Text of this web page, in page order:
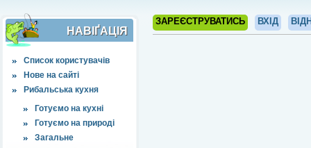
НАВІҐАЦІЯ
Список користувачів
Нове на сайті
Рибальська кухня
Готуємо на кухні
Готуємо на природі
Загальне
ЗАРЕЄСТРУВАТИСЬ ВХІД